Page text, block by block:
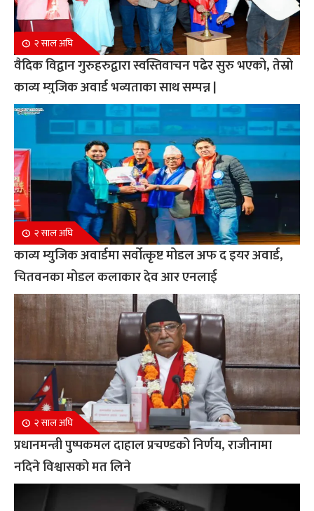
२ साल अघि
वैदिक विद्वान गुरुहरुद्वारा स्वस्तिवाचन पढेर सुरु भएको, तेस्रो
काव्य म्युजिक अवार्ड भव्यताका साथ सम्पन्न |
२ साल अघि
काव्य म्युजिक अवार्डमा सर्वोत्कृष्ट मोडल अफ द इयर अवार्ड,
चितवनका मोडल कलाकार देव आर एनलाई
२ साल अघि
प्रधानमन्त्री पुष्पकमल दाहाल प्रचण्डको निर्णय, राजीनामा
नदिने विश्वासको मत लिने